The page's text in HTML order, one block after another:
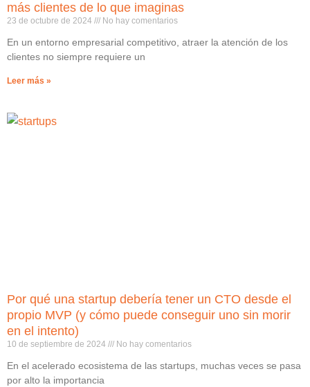
más clientes de lo que imaginas
23 de octubre de 2024 No hay comentarios
En un entorno empresarial competitivo, atraer la atención de los
clientes no siempre requiere un
Leer más »
Por qué una startup debería tener un CTO desde el
propio MVP (y cómo puede conseguir uno sin morir
en el intento)
10 de septiembre de 2024 No hay comentarios
En el acelerado ecosistema de las startups, muchas veces se pasa
por alto la importancia